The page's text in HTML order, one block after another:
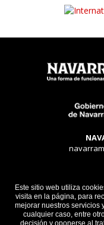
Este sitio web utiliza
visita en la página, para
mejorar nuestros servicios
cualquier caso, entre
decisión y oponerse al